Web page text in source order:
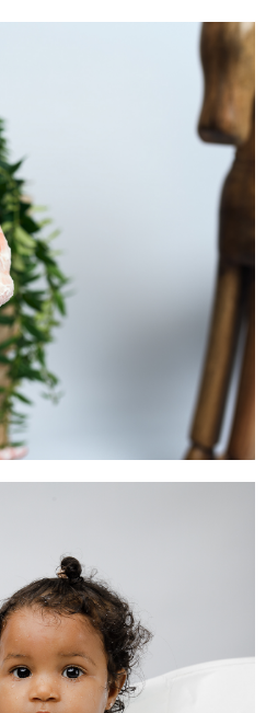
photo
domicile
MOI
photo smash the
anniversaire de
bébé
MOI